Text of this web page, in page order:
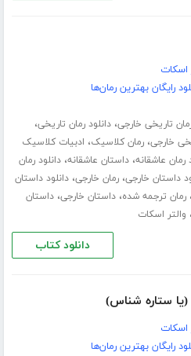
اسکات
رایگان بهترین رمان‌ها
تاریخی خارجی،دانلود رمان تاریخی،
خارجی،رمان کلاسیک، ادبیات کلاسیک
رمان عاشقانه،داستان عاشقانه،دانلود رمان
داستان خارجی،رمان خارجی،دانلود داستان
،رمان ترجمه شده،داستان خارجی،داستان
، والتر اسکات
دانلود کتاب
(یا ستاره شناس)
اسکات
رایگان بهترین رمان‌ها